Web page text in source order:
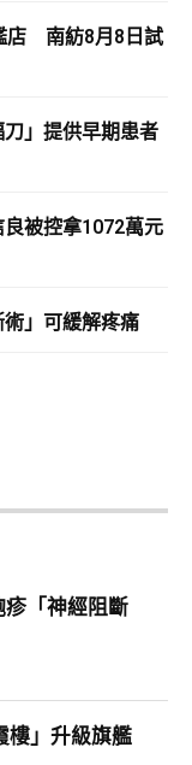
店 南紡8月8日試
」提供早期患者
被控拿1072萬元
」可緩解疼痛